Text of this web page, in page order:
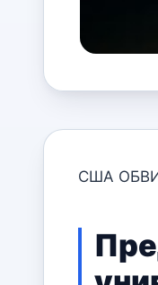
США